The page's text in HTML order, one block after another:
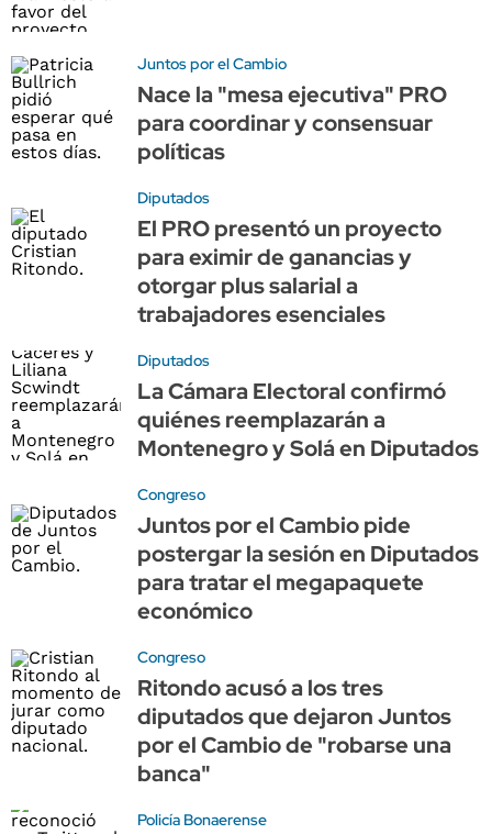
Juntos por el Cambio
Nace la "mesa ejecutiva" PRO
para coordinar y consensuar
políticas
Diputados
El PRO presentó un proyecto
para eximir de ganancias y
otorgar plus salarial a
trabajadores esenciales
Diputados
La Cámara Electoral confirmó
quiénes reemplazarán a
Montenegro y Solá en Diputados
Congreso
Juntos por el Cambio pide
postergar la sesión en Diputados
para tratar el megapaquete
económico
Congreso
Ritondo acusó a los tres
diputados que dejaron Juntos
por el Cambio de "robarse una
banca"
Policía Bonaerense